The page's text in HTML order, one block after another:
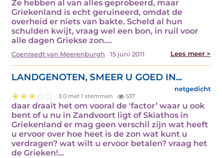
Ze hebben al van alles geprobeerd, maar
Griekenland is echt geruïneerd, omdat de
overheid er niets van bakte. Scheld al hun
schulden kwijt, vraag wel een bon, in ruil voor
alle dagen Griekse zon.…
Coenraedt van Meerenburgh 15 juni 2011 Lees meer >
LANDGENOTEN, SMEER U GOED IN...
netgedicht
3.0 met 1 stemmen 537
daar draait het om vooral de 'factor’ waar u ook
bent of u nu in Zandvoort ligt of Skiathos in
Griekenland er mag geen verschil zijn wat heeft
u ervoor over hoe heet is de zon wat kunt u
verdragen? wat wilt u ervoor betalen? vraag het
de Grieken!…